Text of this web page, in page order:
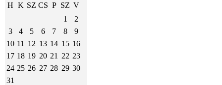
H K SZ CS P SZ V
1
2
3
4 5 6 7 8
9
10 11 12 13 14 15 16
17 18 19 20 21 22 23
24 25 26 27 28 29 30
31